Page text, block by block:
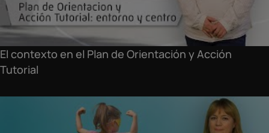
El contexto en el Plan de Orientación y Acción
Tutorial